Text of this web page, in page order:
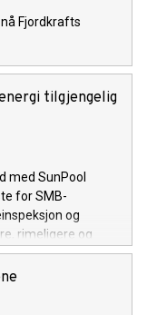
Fjordkrafts
tilgjengelig
med SunPool
for SMB-
og
rimeligere og